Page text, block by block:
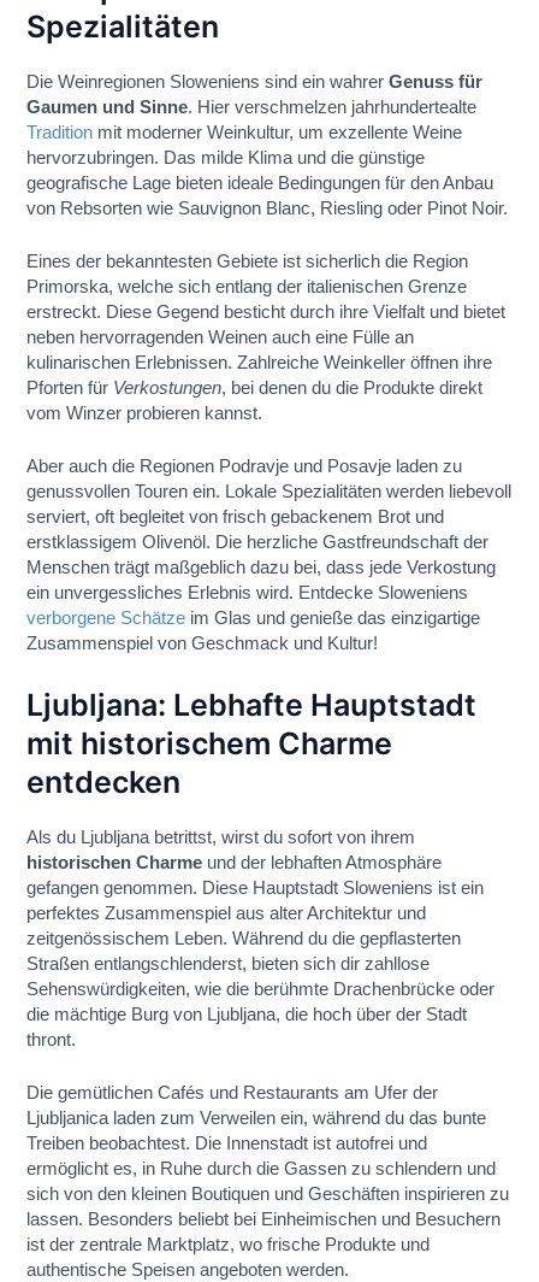
Spezialitäten
Die Weinregionen Sloweniens sind ein wahrerGenuss für
Gaumen und Sinne. Hier verschmelzen jahrhundertealte
Tradition mit moderner Weinkultur, um exzellente Weine
hervorzubringen. Das milde Klima und die günstige
geografische Lage bieten ideale Bedingungen für den Anbau
von Rebsorten wie Sauvignon Blanc, Riesling oder Pinot Noir.
Eines der bekanntesten Gebiete ist sicherlich die Region
Primorska, welche sich entlang der italienischen Grenze
erstreckt. Diese Gegend besticht durch ihre Vielfalt und bietet
neben hervorragenden Weinen auch eine Fülle an
kulinarischen Erlebnissen. Zahlreiche Weinkeller öffnen ihre
Pforten für Verkostungen, bei denen du die Produkte direkt
vom Winzer probieren kannst.
Aber auch die Regionen Podravje und Posavje laden zu
genussvollen Touren ein. Lokale Spezialitäten werden liebevoll
serviert, oft begleitet von frisch gebackenem Brot und
erstklassigem Olivenöl. Die herzliche Gastfreundschaft der
Menschen trägt maßgeblich dazu bei, dass jede Verkostung
ein unvergessliches Erlebnis wird. Entdecke Sloweniens
verborgene Schätze im Glas und genieße das einzigartige
Zusammenspiel von Geschmack und Kultur!
Ljubljana: Lebhafte Hauptstadt
mit historischem Charme
entdecken
Als du Ljubljana betrittst, wirst du sofort von ihrem
historischen Charme und der lebhaften Atmosphäre
gefangen genommen. Diese Hauptstadt Sloweniens ist ein
perfektes Zusammenspiel aus alter Architektur und
zeitgenössischem Leben. Während du die gepflasterten
Straßen entlangschlenderst, bieten sich dir zahllose
Sehenswürdigkeiten, wie die berühmte Drachenbrücke oder
die mächtige Burg von Ljubljana, die hoch über der Stadt
thront.
Die gemütlichen Cafés und Restaurants am Ufer der
Ljubljanica laden zum Verweilen ein, während du das bunte
Treiben beobachtest. Die Innenstadt ist autofrei und
ermöglicht es, in Ruhe durch die Gassen zu schlendern und
sich von den kleinen Boutiquen und Geschäften inspirieren zu
lassen. Besonders beliebt bei Einheimischen und Besuchern
ist der zentrale Marktplatz, wo frische Produkte und
authentische Speisen angeboten werden.